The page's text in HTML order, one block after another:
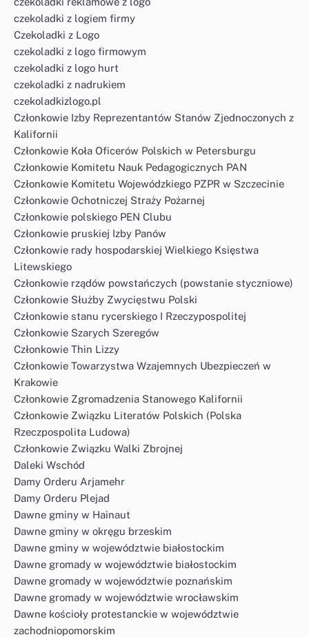
czekoladki z logiem firmy
Czekoladki z Logo
czekoladki z logo firmowym
czekoladki z logo hurt
czekoladki z nadrukiem
czekoladkizlogo.pl
Członkowie Izby Reprezentantów Stanów Zjednoczonych z
Kalifornii
Członkowie Koła Oficerów Polskich w Petersburgu
Członkowie Komitetu Nauk Pedagogicznych PAN
Członkowie Komitetu Wojewódzkiego PZPR w Szczecinie
Członkowie Ochotniczej Straży Pożarnej
Członkowie polskiego PEN Clubu
Członkowie pruskiej Izby Panów
Członkowie rady hospodarskiej Wielkiego Księstwa
Litewskiego
Członkowie rządów powstańczych (powstanie styczniowe)
Członkowie Służby Zwycięstwu Polski
Członkowie stanu rycerskiego I Rzeczypospolitej
Członkowie Szarych Szeregów
Członkowie Thin Lizzy
Członkowie Towarzystwa Wzajemnych Ubezpieczeń w
Krakowie
Członkowie Zgromadzenia Stanowego Kalifornii
Członkowie Związku Literatów Polskich (Polska
Rzeczpospolita Ludowa)
Członkowie Związku Walki Zbrojnej
Daleki Wschód
Damy Orderu Arjamehr
Damy Orderu Plejad
Dawne gminy w Hainaut
Dawne gminy w okręgu brzeskim
Dawne gminy w województwie białostockim
Dawne gromady w województwie białostockim
Dawne gromady w województwie poznańskim
Dawne gromady w województwie wrocławskim
Dawne kościoły protestanckie w województwie
zachodniopomorskim